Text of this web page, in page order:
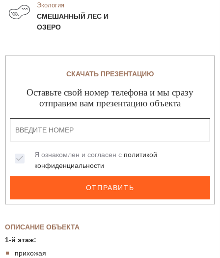
Экология
СМЕШАННЫЙ ЛЕС И
ОЗЕРО
ОПИСАНИЕ ОБЪЕКТА
1-й этаж:
прихожая
СКАЧАТЬ ПРЕЗЕНТАЦИЮ
Оставьте свой номер телефона и мы сразу
отправим вам презентацию объекта
Я ознакомлен и согласен с политикой
конфиденциальности
ОТПРАВИТЬ